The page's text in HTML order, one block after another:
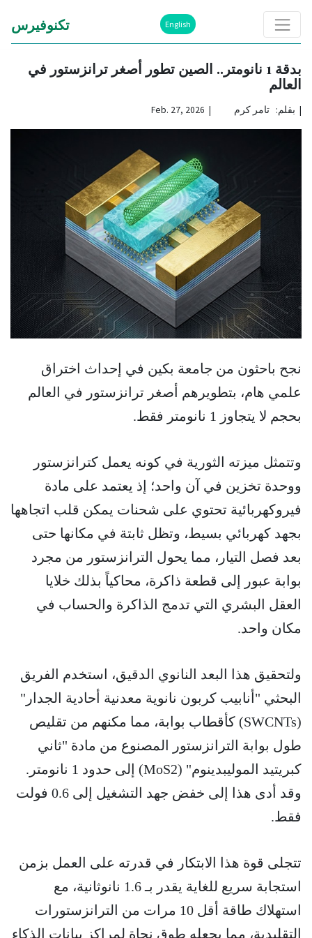
English تكنوفيرس
بدقة 1 نانومتر.. الصين تطور أصغر ترانزستور في
العالم
| بقلم: تامر كرم | Feb. 27, 2026
نجح باحثون من جامعة بكين في إحداث اختراق
علمي هام، بتطويرهم أصغر ترانزستور في العالم
بحجم لا يتجاوز 1 نانومتر فقط.
وتتمثل ميزته الثورية في كونه يعمل كترانزستور
ووحدة تخزين في آن واحد؛ إذ يعتمد على مادة
فيروكهربائية تحتوي على شحنات يمكن قلب اتجاهها
بجهد كهربائي بسيط، وتظل ثابتة في مكانها حتى
بعد فصل التيار، مما يحول الترانزستور من مجرد
بوابة عبور إلى قطعة ذاكرة، محاكياً بذلك خلايا
العقل البشري التي تدمج الذاكرة والحساب في
مكان واحد.
ولتحقيق هذا البعد النانوي الدقيق، استخدم الفريق
البحثي "أنابيب كربون نانوية معدنية أحادية الجدار"
(SWCNTs) كأقطاب بوابة، مما مكنهم من تقليص
طول بوابة الترانزستور المصنوع من مادة "ثاني
كبريتيد الموليبدينوم" (MoS2) إلى حدود 1 نانومتر.
وقد أدى هذا إلى خفض جهد التشغيل إلى 0.6 فولت
فقط.
تتجلى قوة هذا الابتكار في قدرته على العمل بزمن
استجابة سريع للغاية يقدر بـ 1.6 نانوثانية، مع
استهلاك طاقة أقل 10 مرات من الترانزستورات
التقليدية، مما يجعله طوق نجاة لمراكز بيانات الذكاء